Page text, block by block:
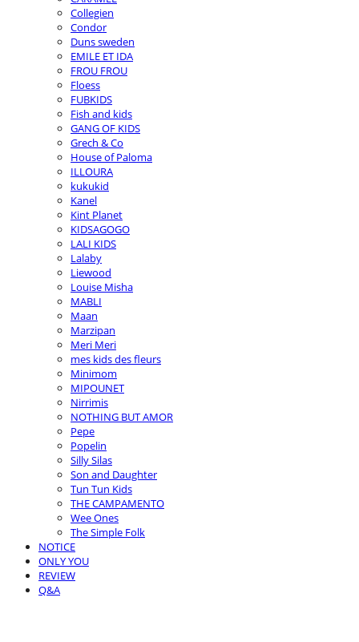
Collegien
Condor
Duns sweden
EMILE ET IDA
FROU FROU
Floess
FUBKIDS
Fish and kids
GANG OF KIDS
Grech & Co
House of Paloma
ILLOURA
kukukid
Kanel
Kint Planet
KIDSAGOGO
LALI KIDS
Lalaby
Liewood
Louise Misha
MABLI
Maan
Marzipan
Meri Meri
mes kids des fleurs
Minimom
MIPOUNET
Nirrimis
NOTHING BUT AMOR
Pepe
Popelin
Silly Silas
Son and Daughter
Tun Tun Kids
THE CAMPAMENTO
Wee Ones
The Simple Folk
NOTICE
ONLY YOU
REVIEW
Q&A